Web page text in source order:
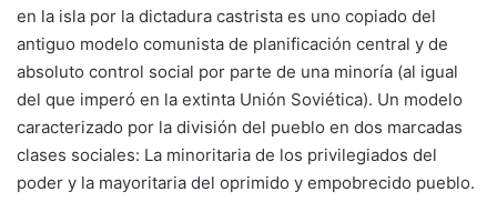
en la isla por la dictadura castrista es uno copiado del
antiguo modelo comunista de planificación central y de
absoluto control social por parte de una minoría (al igual
del que imperó en la extinta Unión Soviética). Un modelo
caracterizado por la división del pueblo en dos marcadas
clases sociales: La minoritaria de los privilegiados del
poder y la mayoritaria del oprimido y empobrecido pueblo.